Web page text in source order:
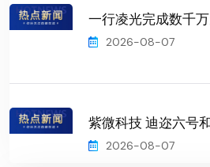
一行凌光完成数千
2026-08-07
紫微科技 迪迩六号
2026-08-07